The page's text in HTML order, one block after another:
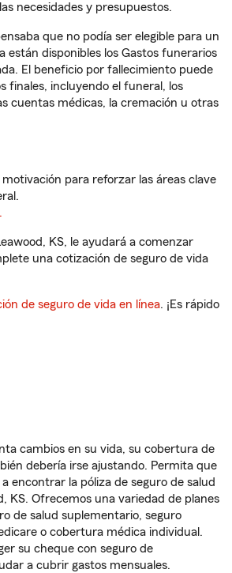
necesidades y presupuestos.
que no podía ser elegible para un
están disponibles los Gastos funerarios
El beneficio por fallecimiento puede
finales, incluyendo el funeral, los
cuentas médicas, la cremación u otras
para reforzar las áreas clave
KS, le ayudará a comenzar
una cotización de seguro de vida
de seguro de vida en línea. ¡Es rápido
cambios en su vida, su cobertura de
debería irse ajustando. Permita que
encontrar la póliza de seguro de salud
KS. Ofrecemos una variedad de planes
de salud suplementario, seguro
o cobertura médica individual.
su cheque con seguro de
a cubrir gastos mensuales.